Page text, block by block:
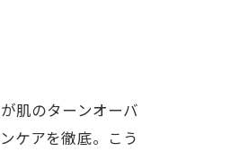
肌のターンオーバ
ケアを徹底。こう